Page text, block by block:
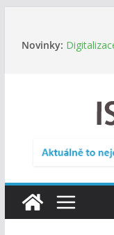
Novinky: Informace
novou
DIA: Stát
veřejnost
DIA:
(ISDŘ) je
RVIS –